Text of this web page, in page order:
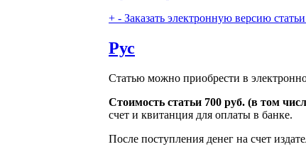
+ - Заказать электронную версию
Рус
Статью можно приобрести в
Стоимость статьи 700 руб. (в том
счет и квитанция для оплаты в банке.
После поступления денег на счет